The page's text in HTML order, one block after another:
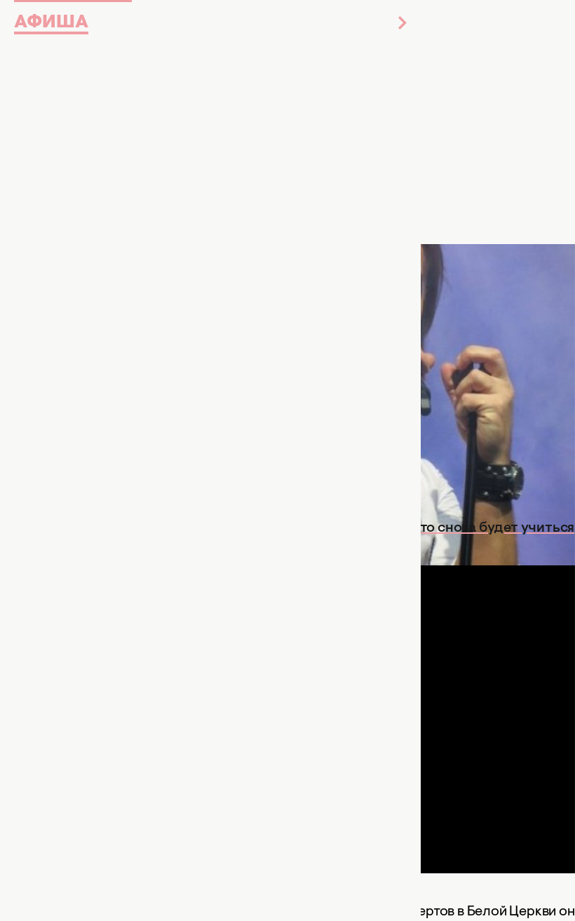
АФИША
Снова публикуем самые свежие новости об одном из самых
популярных украинских исполнителей, концерты которого всегда
проходят с супераншлагом. Знаменитый певец Олег Винник, ранее
, побывал в программе
"Зірковий шлях" на канале "Україна". В новом интервью артист
признался, почему не приглашает родителей на свои концерты.
личную жизнь
семью замками. Но в этот раз рассказал трогательную историю о том,
почему его родители не приходят на его выступления.
Ким Кардашьян снялась в новой фотосесии и заявила, что снова будет учиться
Недавно певец признался, что после одного из концертов в Белой Церкви он